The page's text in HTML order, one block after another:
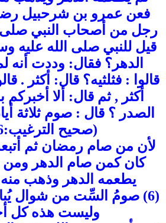
فعن عمرو بن شرحبيل
رجل من أصحاب النبي صلى
قيل للنبي صلى الله عليه
الدهر؟ فقال: وددت أنه
قالوا : فثلثيه؟ قال: أكثر .
أكثر , ثم قال: ألا
الصدر ؟ قال : صوم ثلاثة
(صحيح الترغيب:1036)
لأن من صام رمضان ثم
كان كمن صام الدهر ومن
يطعمه الدهر وذهب
(6) صومُ السِّت من شوال
وليست هذه كل